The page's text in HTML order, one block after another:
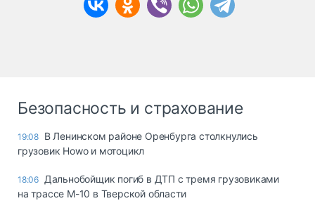
Безопасность и страхование
19:08 В Ленинском районе Оренбурга столкнулись
грузовик Howo и мотоцикл
18:06 Дальнобойщик погиб в ДТП с тремя грузовиками
на трассе М-10 в Тверской области